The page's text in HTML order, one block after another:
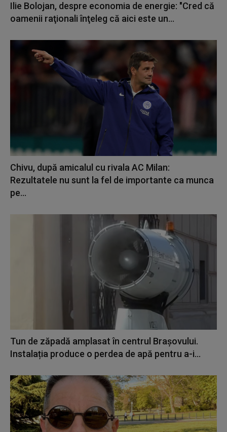
Ilie Bolojan, despre economia de energie: "Cred că
oamenii raţionali înţeleg că aici este un...
Chivu, după amicalul cu rivala AC Milan:
Rezultatele nu sunt la fel de importante ca munca
pe...
Tun de zăpadă amplasat în centrul Brașovului.
Instalația produce o perdea de apă pentru a-i...